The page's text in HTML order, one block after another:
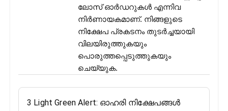
ലോസ് ഓർഡറുകൾ എന്നിവ
നിർണായകമാണ്. നിങ്ങളുടെ
നിക്ഷേപ പ്രകടനം തുടർച്ചയായി
വിലയിരുത്തുകയും
പൊരുത്തപ്പെടുത്തുകയും
ചെയ്യുക.
3 Light Green Alert: ഓഹരി നിക്ഷേപങ്ങൾ